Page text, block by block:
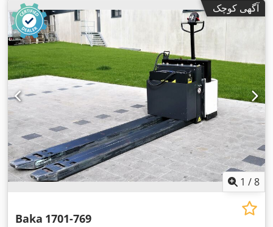
آگهی کوچک
1 /8
Baka 1701-769